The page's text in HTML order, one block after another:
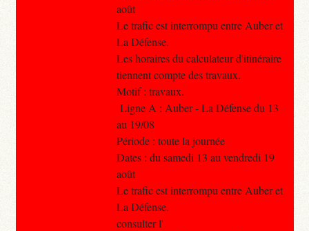
août
Le trafic est interrompu entre Auber et
La Défense.
Les horaires du calculateur d'itinéraire
tiennent compte des travaux.
Motif : travaux.
Ligne A : Auber - La Défense du 13
au 19/08
Période : toute la journée
Dates : du samedi 13 au vendredi 19
août
Le trafic est interrompu entre Auber et
La Défense.
consulter l'